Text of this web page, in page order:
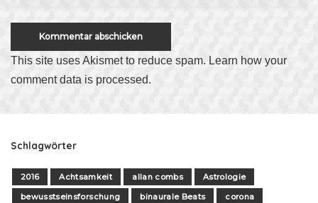
This site uses Akismet to reduce spam. Learn how your
comment data is processed.
Schlagwörter
2016 Achtsamkeit allan combs
Astrologie
bewusstseinsforschung
binaurale Beats
corona